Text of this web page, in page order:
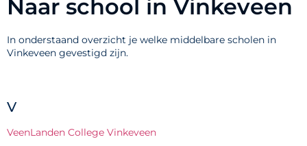
Naar school in Vinkeveen
In onderstaand overzicht je welke middelbare scholen in
Vinkeveen gevestigd zijn.
V
VeenLanden College Vinkeveen